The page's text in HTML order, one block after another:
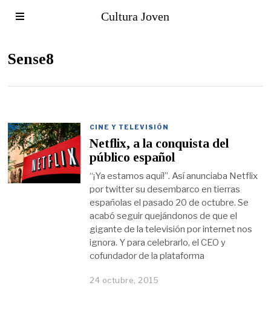
Cultura Joven
Sense8
CINE Y TELEVISIÓN
Netflix, a la conquista del
público español
“¡Ya estamos aquí!”. Así anunciaba Netflix
por twitter su desembarco en tierras
españolas el pasado 20 de octubre. Se
acabó seguir quejándonos de que el
gigante de la televisión por internet nos
ignora. Y para celebrarlo, el CEO y
cofundador de la plataforma
24 octubre, 2015